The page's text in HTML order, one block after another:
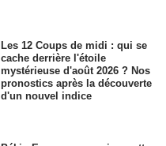
Les 12 Coups de midi : qui se
cache derrière l'étoile
mystérieuse d'août 2026 ? Nos
pronostics après la découverte
d'un nouvel indice